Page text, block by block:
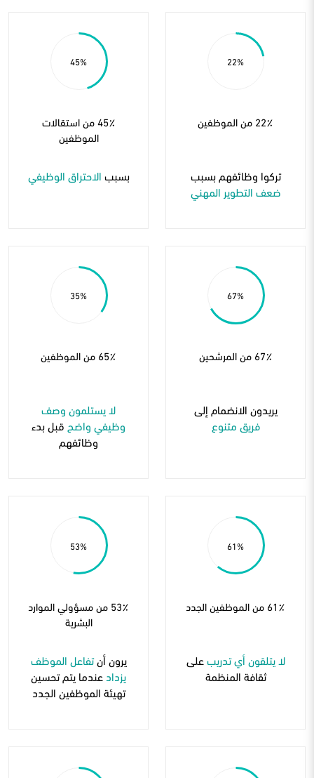
22
22٪ من الموظفين
تركوا وظائفهم بسبب
ضعف التطوير المهني
45
45٪ من استقالات
الموظفين
بسبب الاحتراق الوظيفي
67
67٪ من المرشحين
يريدون الانضمام إلى
فريق متنوع
35
65٪ من الموظفين
لا يستلمون وصف
وظيفي واضح قبل بدء
وظائفهم
61
61٪ من الموظفين الجدد
لا يتلقون أي تدريبعلى
ثقافة المنظمة
53
53٪ من مسؤولي الموارد
البشرية
يرون أنتفاعل الموظف
يزداد عندما يتم تحسين
تهيئة الموظفين الجدد